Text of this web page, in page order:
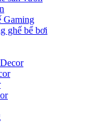
Gaming
ghế bể bơi